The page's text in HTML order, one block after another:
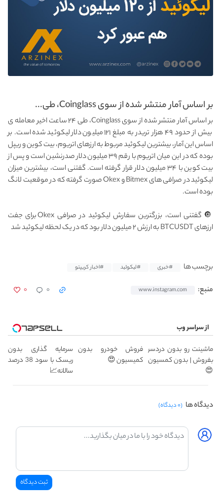
بر اساس آمار منتشر شده از سوی Coinglass، طی...
بر اساس آمار منتشر شده از سوی Coinglass، طی ۲۴ ساعت اخیر معامله ی
بیش از حدود ۴۹ هزار تریدر به مبلغ ۱۲۱ میلیون دلار لیکوئید شده است. بر
اساس این آمار، بیشترین لیکوئید مربوط به ارزهای اتریوم، بیت کوین و ریپل
بوده که در این میان اتریوم با رقم ۳۹ میلیون دلار صدرنشین است و پس از
بیت کوین با ۳۴ میلیون دلار قرار گرفته است. گفتنی است، بیشترین میزان
لیکوئید در صرافی های Bitmex و Okex صورت گرفته که در موقعیت لانگ
بوده است.
🔘گفتنی است، بزرگترین سفارش لیکوئید در صرافی Okex برای جفت
ارزهای BTCUSDT به ارزش ۲ میلیون دلار بود که در یک لحظه لیکوئید شد
برچسب ها #خبری #لیکوئید #اخبار کریپتو
منبع: www.instagram.com ۰ ۰
از سراسر وب
ماشینت رو بدون دردسر
بفروش | بدون کمسیون
😍
فروش خودرو بدون
کمیسیون 😍
سرمایه گذاری بدون
ریسک با سود 38 درصد
سالانه📈
دیدگاه ها (۰ دیدگاه)